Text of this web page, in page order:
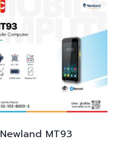
Newland MT93